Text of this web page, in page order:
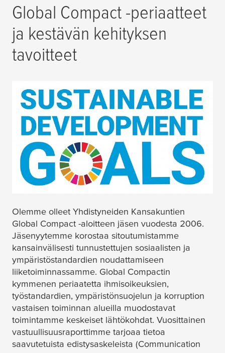
Global Compact -periaatteet
ja kestävän kehityksen
tavoitteet
Olemme olleet Yhdistyneiden Kansakuntien
Global Compact -aloitteen jäsen vuodesta 2006.
Jäsenyytemme korostaa sitoutumistamme
kansainvälisesti tunnustettujen sosiaalisten ja
ympäristöstandardien noudattamiseen
liiketoiminnassamme. Global Compactin
kymmenen periaatetta ihmisoikeuksien,
työstandardien, ympäristönsuojelun ja korruption
vastaisen toiminnan alueilla muodostavat
toimintamme keskeiset lähtökohdat. Vuosittainen
vastuullisuusraporttimme tarjoaa tietoa
saavutetuista edistysaskeleista (Communication